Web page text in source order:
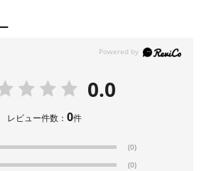
0.0
レビュー件数：0件
(0)
(0)